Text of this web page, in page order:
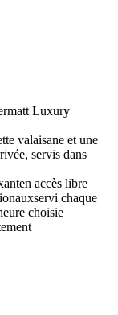
Luxury
valaisane et une
servis dans
en accès libre
servi chaque
choisie